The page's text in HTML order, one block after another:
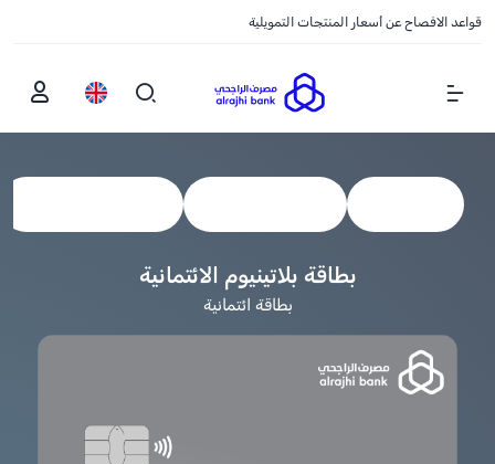
قواعد الافصاح عن أسعار المنتجات التمويلية
Show Menu
بطاقة بلاتينيوم الائتمانية
بطاقة ائتمانية